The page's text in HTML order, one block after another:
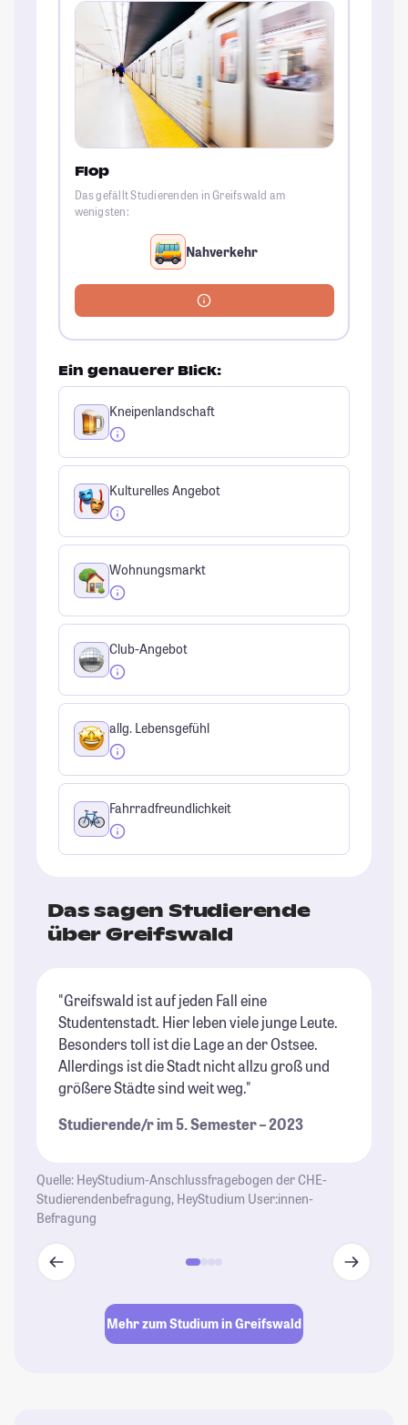
Flop
Das gefällt Studierenden in Greifswald am
wenigsten:
Nahverkehr
Ein genauerer Blick:
Kneipenlandschaft
Kulturelles Angebot
Wohnungsmarkt
Club-Angebot
allg. Lebensgefühl
Fahrradfreundlichkeit
Das sagen Studierende
über Greifswald
"Greifswald ist auf jeden Fall eine
Studentenstadt. Hier leben viele junge Leute.
Besonders toll ist die Lage an der Ostsee.
Allerdings ist die Stadt nicht allzu groß und
größere Städte sind weit weg."
Studierende/r im 5. Semester – 2023
Quelle: HeyStudium-Anschlussfragebogen der CHE-
Studierendenbefragung, HeyStudium User:innen-
Befragung
Mehr zum Studium in Greifswald